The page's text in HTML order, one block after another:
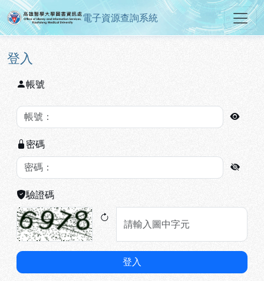
跳到主要內容
:::
高雄醫學大學圖書資訊處電子資
電子資源查詢系統
:::
登入
帳號
密碼
驗證碼
登入